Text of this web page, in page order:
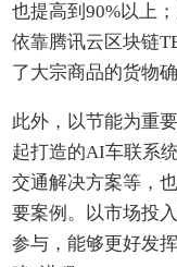
也提高到90%以上
依靠腾讯云区块链
了大宗商品的货物
此外，以节能为重
起打造的AI车联系
交通解决方案等，
要案例。以市场投
参与，能够更好发